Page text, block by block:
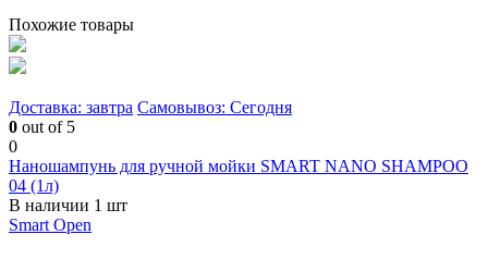
Похожие товары
Доставка: завтра Самовывоз: Сегодня
0 out of 5
0
Наношампунь для ручной мойки SMART NANO SHAMPOO
04 (1л)
В наличии 1 шт
Smart Open